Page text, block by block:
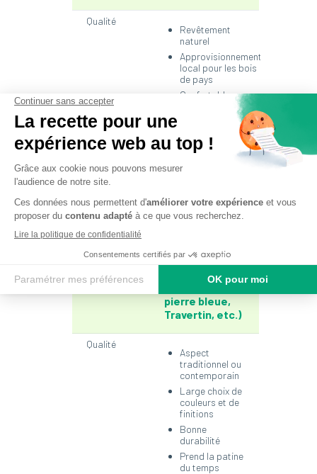
Qualité
Revêtement
naturel
Approvisionnement
local pour les bois
de pays
Confortable
Mode de pause
accrue grâce à
la pose sur
ossature métal
Terrassteel)
Matériaux
(Pierre de
Dordogne, de
Bourgogne,
pierre bleue,
Travertin, etc.)
Qualité
Aspect
traditionnel ou
contemporain
Large choix de
couleurs et de
finitions
Bonne
durabilité
Prend la patine
du temps